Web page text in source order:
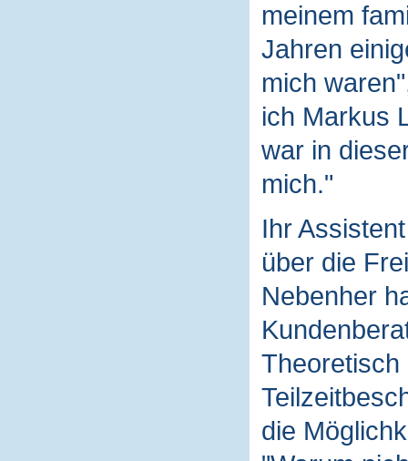
meinem
Jahren
mich
ich Markus
war in
mich."
Ihr
über die
Nebenher
Theoretisch
die